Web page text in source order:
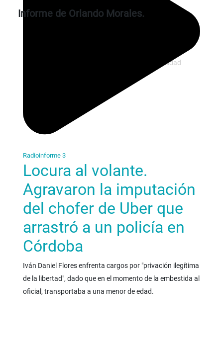
Radioinforme 3
Locura al volante.
Agravaron la imputación
del chofer de Uber que
arrastró a un policía en
Córdoba
Iván Daniel Flores enfrenta cargos por "privación ilegítima
de la libertad", dado que en el momento de la embestida al
oficial, transportaba a una menor de edad.
Informe de Orlando Morales.